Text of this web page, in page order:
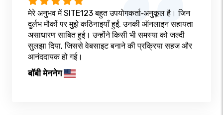
मेरे अनुभव में SITE123 बहुत उपयोगकर्ता‑अनुकूल है। जिन
दुर्लभ मौकों पर मुझे कठिनाइयाँ हुईं, उनकी ऑनलाइन सहायता
असाधारण साबित हुई। उन्होंने किसी भी समस्या को जल्दी
सुलझा दिया, जिससे वेबसाइट बनाने की प्रक्रिया सहज और
आनंददायक हो गई।
बॉबी मेननेग